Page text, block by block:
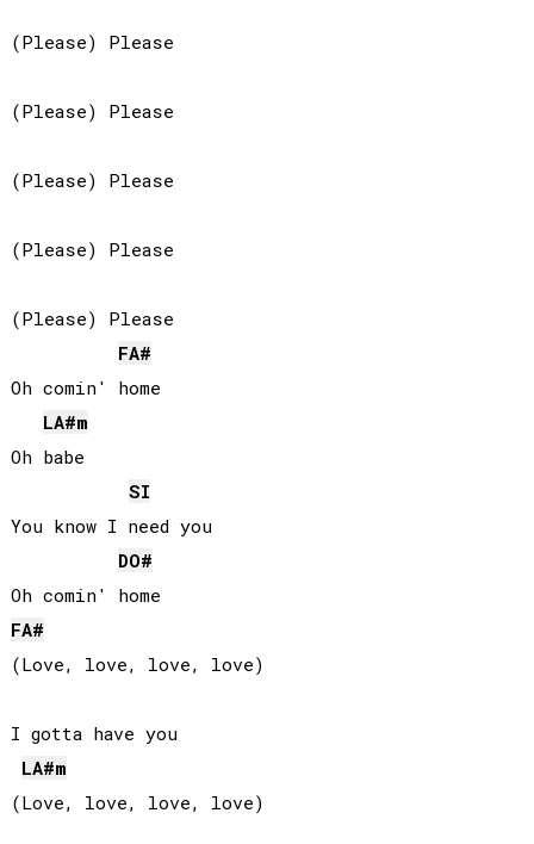
(Please) Please
(Please) Please
(Please) Please
(Please) Please
(Please) Please
FA#
Oh comin' home
LA#m
Oh babe
SI
You know I need you
DO#
FA#
(Love, love, love, love)
I gotta have you
LA#m
(Love, love, love, love)